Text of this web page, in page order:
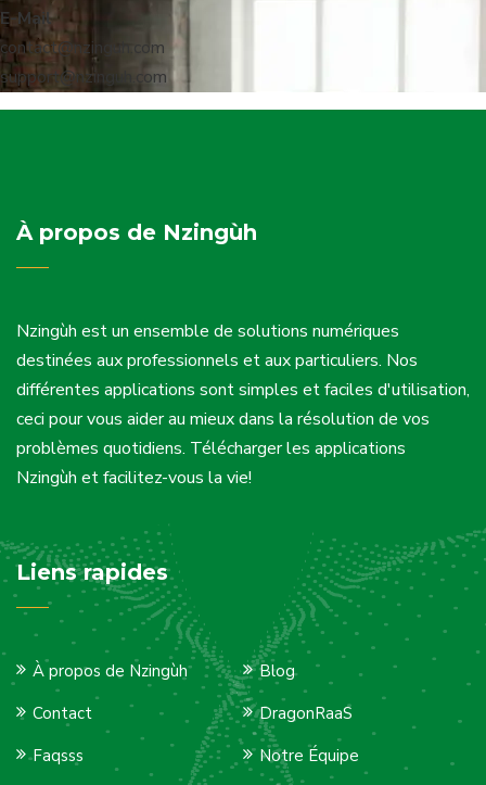
E-Mail
contact@nzinguh.com
support@nzinguh.com
À propos de Nzingùh
Nzingùh est un ensemble de solutions numériques
destinées aux professionnels et aux particuliers. Nos
différentes applications sont simples et faciles d'utilisation,
ceci pour vous aider au mieux dans la résolution de vos
problèmes quotidiens. Télécharger les applications
Nzingùh et facilitez-vous la vie!
Liens rapides
À propos de Nzingùh
Blog
Contact
DragonRaaS
Faqsss
Notre Équipe